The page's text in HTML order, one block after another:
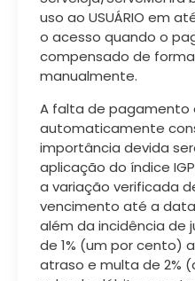
uso ao USUÁRIO em
o acesso quando o
compensado de
manualmente.
A falta de pagamento
automaticamente
importância devida
aplicação do índice
a variação verificada
vencimento até a
além da incidência de
de 1% (um por cento)
atraso e multa de 2%